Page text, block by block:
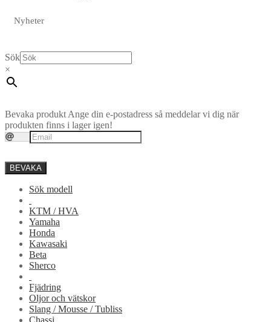
Nyheter
Sök
×
Bevaka produkt Ange din e-postadress så meddelar vi dig när
produkten finns i lager igen!
BEVAKA
Sök modell
KTM / HVA
Yamaha
Honda
Kawasaki
Beta
Sherco
Fjädring
Oljor och vätskor
Slang / Mousse / Tubliss